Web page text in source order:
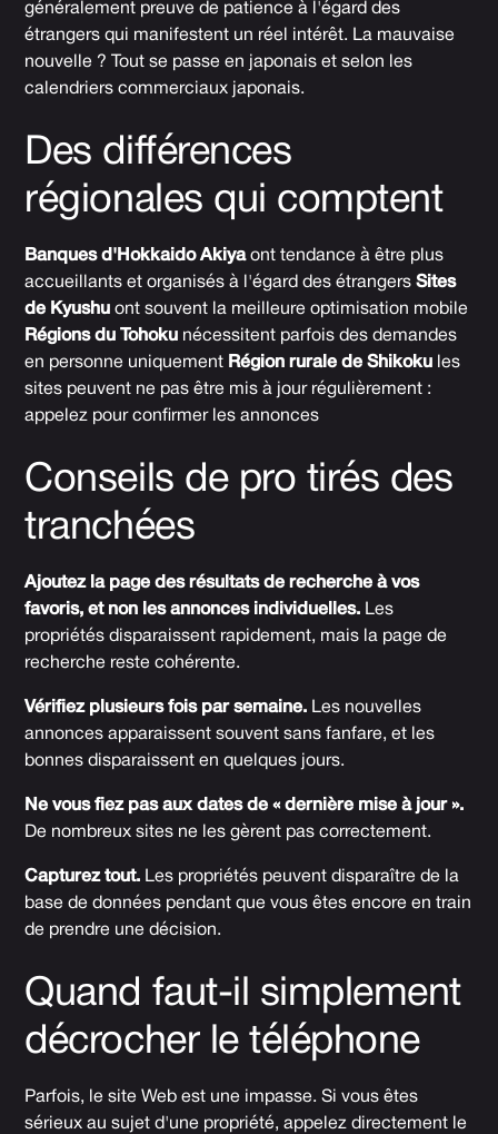
généralement preuve de patience à l'égard des
étrangers qui manifestent un réel intérêt. La mauvaise
nouvelle ? Tout se passe en japonais et selon les
calendriers commerciaux japonais.
Des différences
régionales qui comptent
Banques d'Hokkaido Akiyaont tendance à être plus
accueillants et organisés à l'égard des étrangersSites
de Kyushu ont souvent la meilleure optimisation mobile
Régions du Tohoku nécessitent parfois des demandes
en personne uniquement Région rurale de Shikoku
les
sites peuvent ne pas être mis à jour régulièrement :
appelez pour confirmer les annonces
Conseils de pro tirés des
tranchées
Ajoutez la page des résultats de recherche à vos
favoris, et non les annonces individuelles. Les
propriétés disparaissent rapidement, mais la page de
recherche reste cohérente.
Vérifiez plusieurs fois par semaine. Les nouvelles
annonces apparaissent souvent sans fanfare, et les
bonnes disparaissent en quelques jours.
Ne vous fiez pas aux dates de « dernière mise à jour ».
De nombreux sites ne les gèrent pas correctement.
Capturez tout. Les propriétés peuvent disparaître de la
base de données pendant que vous êtes encore en train
de prendre une décision.
Quand faut-il simplement
décrocher le téléphone
Parfois, le site Web est une impasse. Si vous êtes
sérieux au sujet d'une propriété, appelez directement le